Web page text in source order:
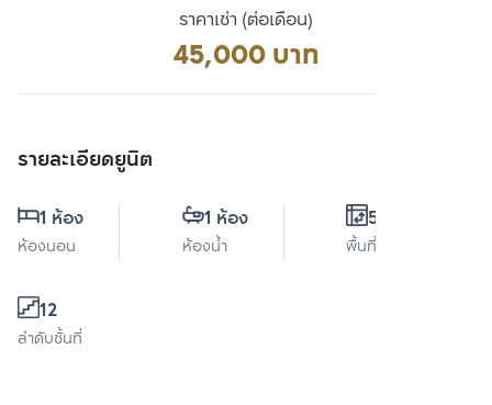
ราคาเช่า (ต่อเดือน)
45,000 บาท
รายละเอียดยูนิต
1 ห้อง
ห้องนอน
1 ห้อง
ห้องน้ำ
55 ตร.ม.
พื้นที่ใช้สอย
12
ลำดับชั้นที่